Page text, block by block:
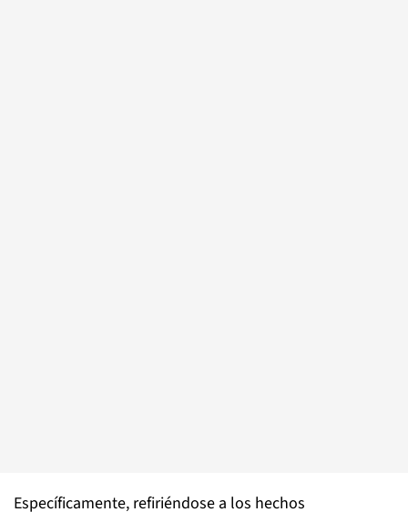
Específicamente, refiriéndose a los hechos